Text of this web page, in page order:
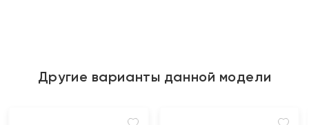
Другие варианты данной модели